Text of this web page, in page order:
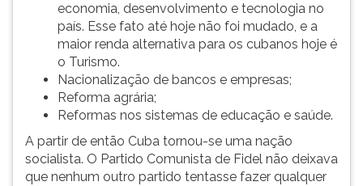
economia, desenvolvimento e tecnologia no
país. Esse fato até hoje não foi mudado, e a
maior renda alternativa para os cubanos hoje é
o Turismo.
Nacionalização de bancos e empresas;
Reforma agrária;
Reformas nos sistemas de educação e saúde.
A partir de então Cuba tornou-se uma nação
socialista. O Partido Comunista de Fidel não deixava
que nenhum outro partido tentasse fazer qualquer